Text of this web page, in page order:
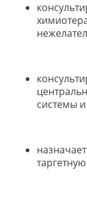
системы